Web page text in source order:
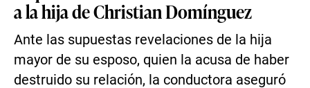
a la hija de Christian Domínguez
Ante las supuestas revelaciones de la hija
mayor de su esposo, quien la acusa de haber
destruido su relación, la conductora aseguró